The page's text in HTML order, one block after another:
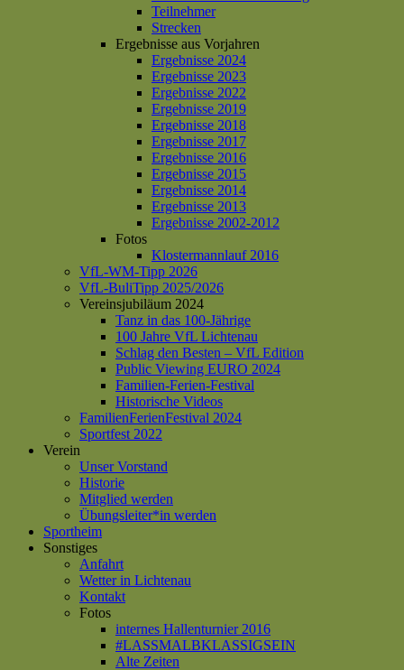
Teilnehmer
Strecken
Ergebnisse aus Vorjahren
Ergebnisse 2024
Ergebnisse 2023
Ergebnisse 2022
Ergebnisse 2019
Ergebnisse 2018
Ergebnisse 2017
Ergebnisse 2016
Ergebnisse 2015
Ergebnisse 2014
Ergebnisse 2013
Ergebnisse 2002-2012
Fotos
Klostermannlauf 2016
VfL-WM-Tipp 2026
VfL-BuliTipp 2025/2026
Vereinsjubiläum 2024
Tanz in das 100-Jährige
100 Jahre VfL Lichtenau
Schlag den Besten – VfL Edition
Public Viewing EURO 2024
Familien-Ferien-Festival
Historische Videos
FamilienFerienFestival 2024
Sportfest 2022
Verein
Unser Vorstand
Historie
Mitglied werden
Übungsleiter*in werden
Sportheim
Sonstiges
Anfahrt
Wetter in Lichtenau
Kontakt
Fotos
internes Hallenturnier 2016
#LASSMALBKLASSIGSEIN
Alte Zeiten